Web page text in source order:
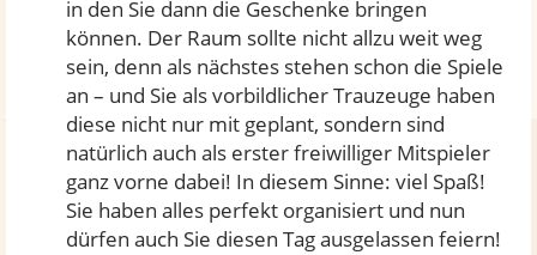
in den Sie dann die Geschenke bringen
können. Der Raum sollte nicht allzu weit weg
sein, denn als nächstes stehen schon die Spiele
an – und Sie als vorbildlicher Trauzeuge haben
diese nicht nur mit geplant, sondern sind
natürlich auch als erster freiwilliger Mitspieler
ganz vorne dabei! In diesem Sinne: viel Spaß!
Sie haben alles perfekt organisiert und nun
dürfen auch Sie diesen Tag ausgelassen feiern!